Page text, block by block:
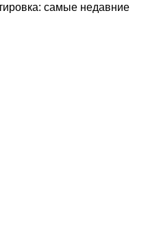
самые недавние